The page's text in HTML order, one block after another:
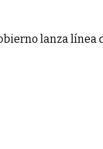
lanza línea